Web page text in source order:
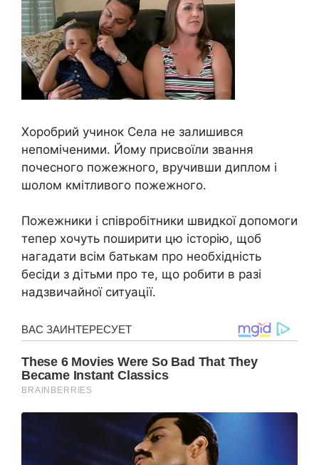
Хоробрий учинок Села не залишився
непоміченими. Йому присвоїли звання
почесного пожежного, вручивши диплом і
шолом кмітливого пожежного.
Пожежники і співробітники швидкої допомоги
тепер хочуть поширити цю історію, щоб
нагадати всім батькам про необхідність
бесіди з дітьми про те, що робити в разі
надзвичайної ситуації.